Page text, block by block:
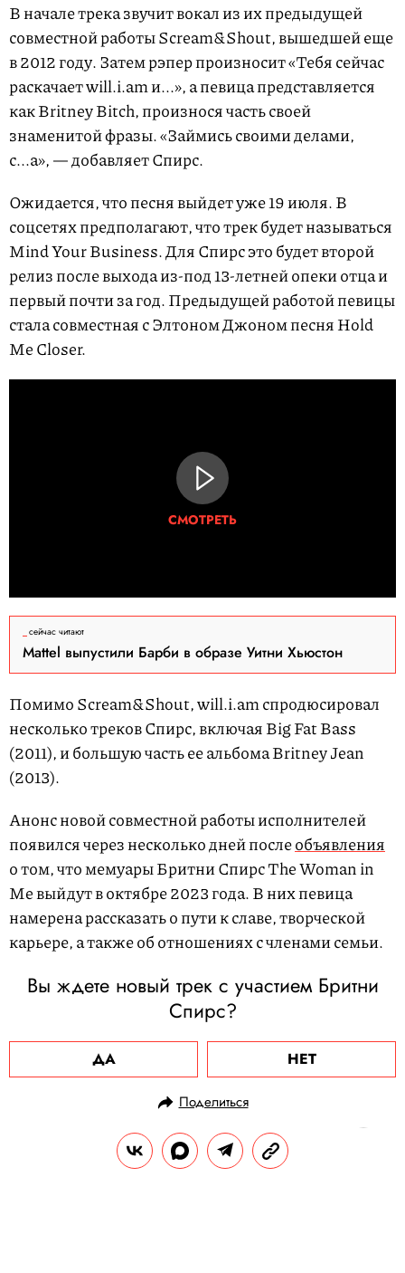
В начале трека звучит вокал из их предыдущей
совместной работы Scream&Shout, вышедшей еще
в 2012 году. Затем рэпер произносит «Тебя сейчас
раскачает will.i.am и...», а певица представляется
как Britney Bitch, произнося часть своей
знаменитой фразы. «Займись своими делами,
с...а», — добавляет Спирс.
Ожидается, что песня выйдет уже 19 июля. В
соцсетях предполагают, что трек будет называться
Mind Your Business. Для Спирс это будет второй
релиз после выхода из-под 13-летней опеки отца и
первый почти за год. Предыдущей работой певицы
стала совместная с Элтоном Джоном песня Hold
Me Closer.
СМОТРЕТЬ
сейчас читают
Mattel выпустили Барби в образе Уитни Хьюстон
Помимо Scream&Shout, will.i.am спродюсировал
несколько треков Спирс, включая Big Fat Bass
(2011), и большую часть ее альбома Britney Jean
(2013).
Анонс новой совместной работы исполнителей
появился через несколько дней послеобъявления
о том, что мемуары Бритни Спирс The Woman in
Me выйдут в октябре 2023 года. В них певица
намерена рассказать о пути к славе, творческой
карьере, а также об отношениях с членами семьи.
Вы ждете новый трек с участием Бритни
Спирс?
ДА НЕТ
Поделиться